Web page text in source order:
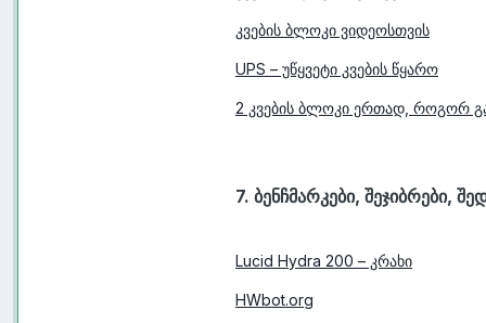
კვების ბლოკი ვიდეოსთვის
UPS – უწყვეტი კვების წყარო
2 კვების ბლოკი ერთად, როგორ
7. ბენჩმარკები, შეჯიბრები,
Lucid Hydra 200 – კრახი
HWbot.org